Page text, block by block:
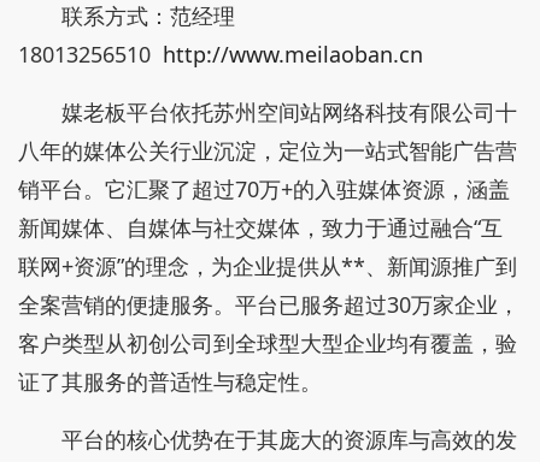
联系方式：范经理
18013256510 http://www.meilaoban.cn
媒老板平台依托苏州空间站网络科技有限公司十
八年的媒体公关行业沉淀，定位为一站式智能广告营
销平台。它汇聚了超过70万+的入驻媒体资源，涵盖
新闻媒体、自媒体与社交媒体，致力于通过融合“互
联网+资源”的理念，为企业提供从**、新闻源推广到
全案营销的便捷服务。平台已服务超过30万家企业，
客户类型从初创公司到全球型大型企业均有覆盖，验
证了其服务的普适性与稳定性。
平台的核心优势在于其庞大的资源库与高效的发